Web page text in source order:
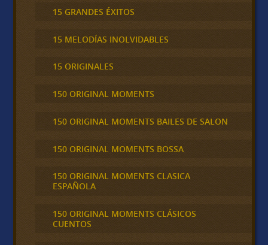
15 GRANDES ÉXITOS
15 MELODÍAS INOLVIDABLES
15 ORIGINALES
150 ORIGINAL MOMENTS
150 ORIGINAL MOMENTS BAILES DE SALON
150 ORIGINAL MOMENTS BOSSA
150 ORIGINAL MOMENTS CLASICA
ESPAÑOLA
150 ORIGINAL MOMENTS CLÁSICOS
CUENTOS